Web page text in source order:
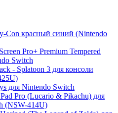
Con красный синий (Nintendo
Pro+ Premium Tempered
Switch
- Splatoon 3 для консоли
для Nintendo Switch
Pro (Lucario & Pikachu) для
(NSW-414U)